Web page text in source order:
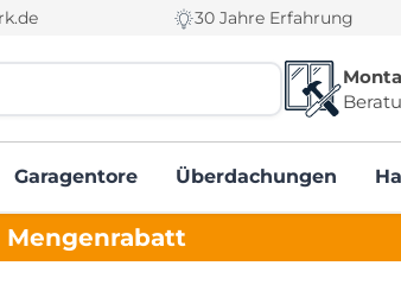
30 Jahre Erfahrung
Garagentore Überdachungen
Mengenrabatt